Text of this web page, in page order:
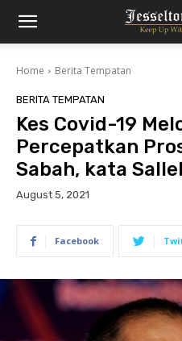
Home Berita Tempatan
BERITA TEMPATAN
Kes Covid-19
Percepatkan
Sabah, kata
August 5, 2021
Facebook